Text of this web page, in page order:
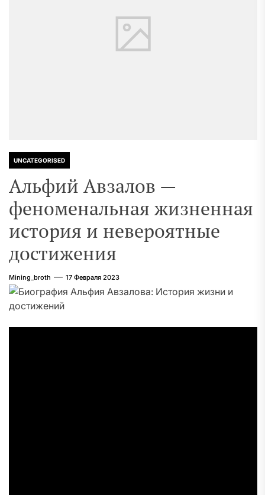
UNCATEGORISED
Альфий Авзалов —
феноменальная жизненная
история и невероятные
достижения
Mining_broth 17 Февраля 2023